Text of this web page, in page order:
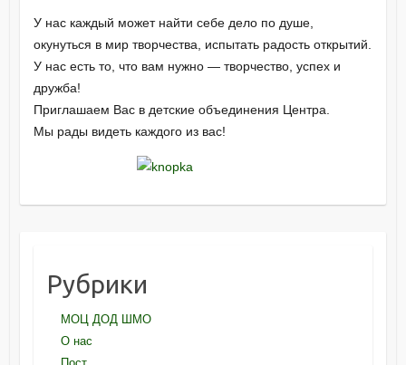
У нас каждый может найти себе дело по душе,
окунуться в мир творчества, испытать радость открытий.
У нас есть то, что вам нужно — творчество, успех и
дружба!
Приглашаем Вас в детские объединения Центра.
Мы рады видеть каждого из вас!
Рубрики
МОЦ ДОД ШМО
О нас